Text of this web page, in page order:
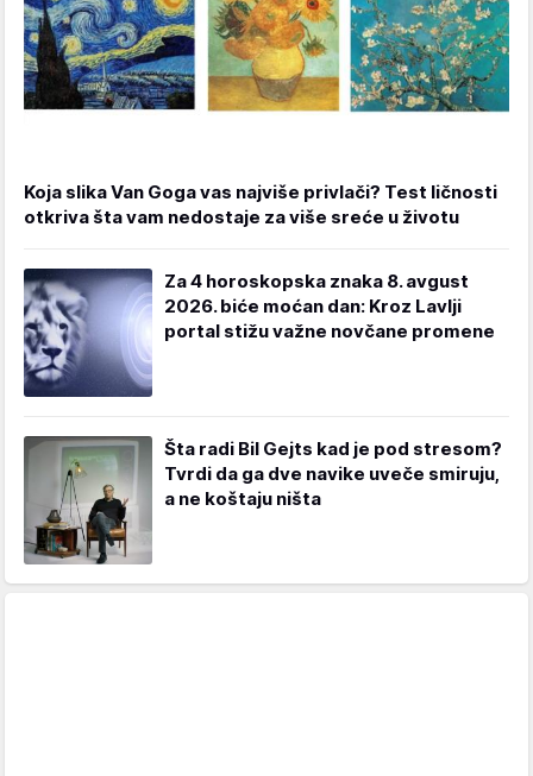
Koja slika Van Goga vas najviše privlači? Test ličnosti
otkriva šta vam nedostaje za više sreće u životu
Za 4 horoskopska znaka 8. avgust
2026. biće moćan dan: Kroz Lavlji
portal stižu važne novčane promene
Šta radi Bil Gejts kad je pod stresom?
Tvrdi da ga dve navike uveče smiruju,
a ne koštaju ništa